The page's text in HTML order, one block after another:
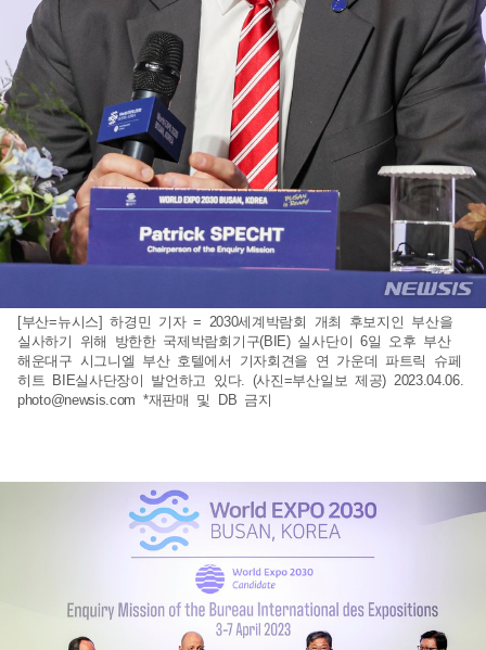
[부산=뉴시스] 하경민 기자 = 2030세계박람회 개최 후보지인 부산을
실사하기 위해 방한한 국제박람회기구(BIE) 실사단이 6일 오후 부산
해운대구 시그니엘 부산 호텔에서 기자회견을 연 가운데 파트릭 슈페
히트 BIE실사단장이 발언하고 있다. (사진=부산일보 제공) 2023.04.06.
photo@newsis.com *재판매 및 DB 금지